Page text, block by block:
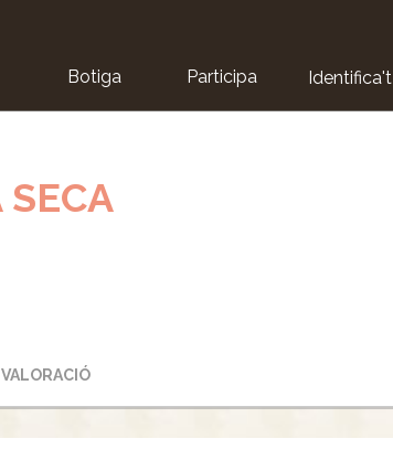
Botiga Participa Identifica't
SECA
VALORACIÓ